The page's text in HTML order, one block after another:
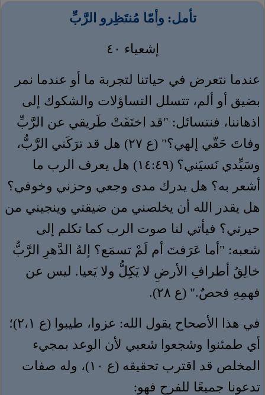
تأمل: وأمّا مُنتَظِرو الرَّبِّ
إشعياء ٤٠
عندما نتعرض في حياتنا لتجربة ما أو عندما نمر
بضيق أو ألم، تتسلل التساؤلات والشكوك إلى
اذهاننا، فنتسائل: "قد اختَفَتْ طَريقي عن الرَّبِّ
وفاتَ حَقّي إلهي؟" (ع ٢٧) هل قد ترَكَني الرَّبُّ،
وسَيِّدي نَسيَني؟ (١٤:٤٩) هل يعرف الرب ما
أشعر به؟ هل يدرك مدى وجعي وحزني وخوفي؟
هل يقدر الله أن يخلصني من ضيقتي وينجيني من
حيرتي؟ فيأتي لنا صوت الرب كما تكلم إلى
شعبه: "أما عَرَفتَ أم لَمْ تسمَع؟ إلهُ الدَّهرِ الرَّبُّ
خالِقُ أطرافِ الأرضِ لا يَكِلُّ ولا يَعيا. ليس عن
فهمِهِ فحصٌ." (ع ٢٨).
في هذا الأصحاح يقول الله: عزوا، طيبوا (ع ٢،١)؛
أي طمئنوا وشجعوا شعبي لأن الوعد بمجيء
المخلص قد اقترب تحقيقه (ع ١٠)، وله صفات
تدعونا جميعًا للفرح فهو: